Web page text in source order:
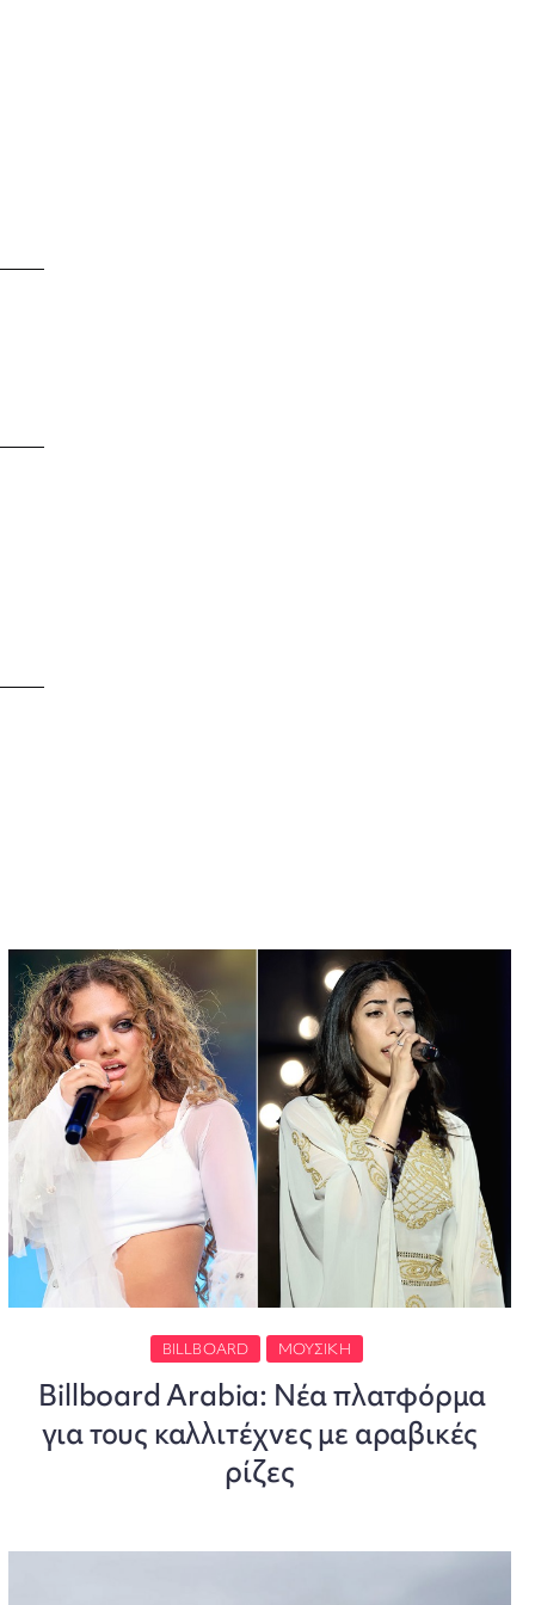
BILLBOARD ΜΟΥΣΙΚΉ
Billboard Arabia: Νέα πλατφόρμα
για τους καλλιτέχνες με αραβικές
ρίζες